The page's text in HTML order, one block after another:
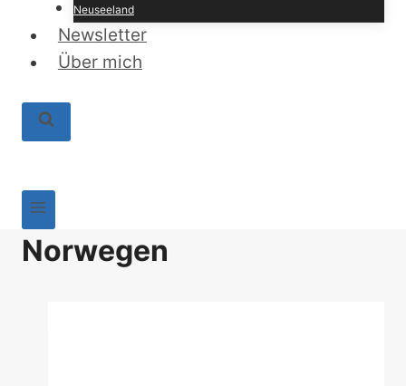
Neuseeland
Newsletter
Über mich
Norwegen